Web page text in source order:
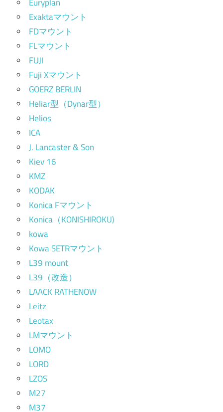
Exaktaマウント
FDマウント
FLマウント
FUJI
Fuji Xマウント
GOERZ BERLIN
Heliar型（Dynar型）
Helios
ICA
J. Lancaster & Son
Kiev 16
KMZ
KODAK
Konica Fマウント
Konica（KONISHIROKU)
kowa
Kowa SETRマウント
L39 mount
L39（改造）
LAACK RATHENOW
Leitz
Leotax
LMマウント
LOMO
LORD
LZOS
M27
M37